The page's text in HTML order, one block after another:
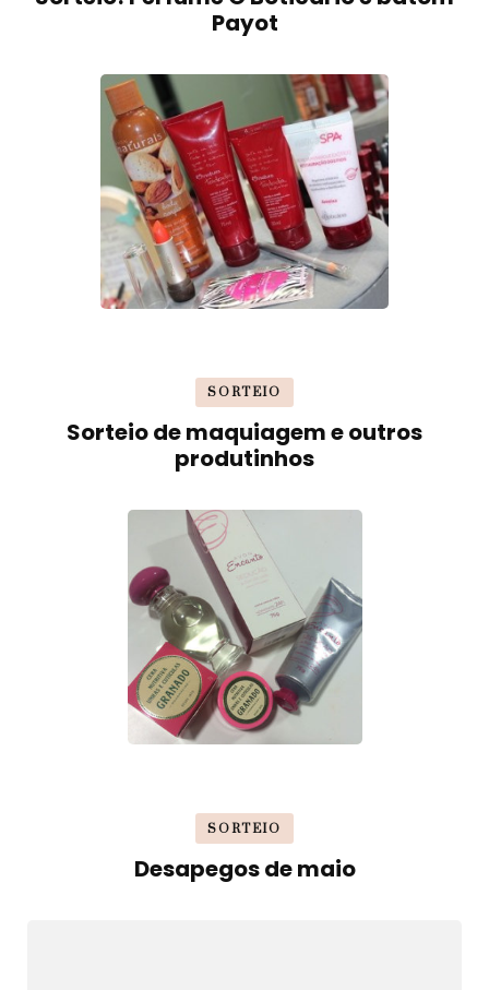
Payot
SORTEIO
Sorteio de maquiagem e outros
produtinhos
SORTEIO
Desapegos de maio